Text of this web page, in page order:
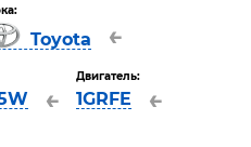
Toyota ←
←
Двигатель:
1GRFE ←